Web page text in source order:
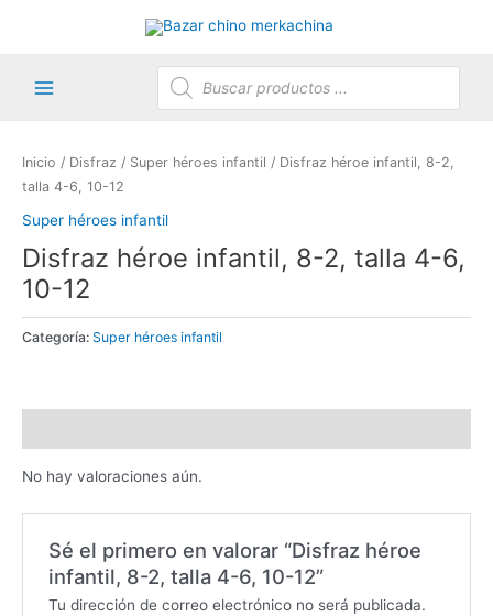
Búsqueda
de
productos
Inicio / Disfraz / Super héroes infantil / Disfraz héroe infantil, 8-2,
talla 4-6, 10-12
Super héroes infantil
Disfraz héroe infantil, 8-2, talla 4-6,
10-12
Categoría: Super héroes infantil
No hay valoraciones aún.
Sé el primero en valorar “Disfraz héroe
infantil, 8-2, talla 4-6, 10-12”
Tu dirección de correo electrónico no será publicada.